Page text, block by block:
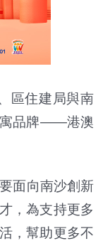
區住建局與南
寓品牌——港澳
面向南沙創新
，為支持更多
，幫助更多不